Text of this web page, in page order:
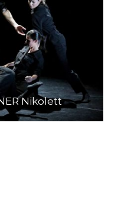
Nikolett